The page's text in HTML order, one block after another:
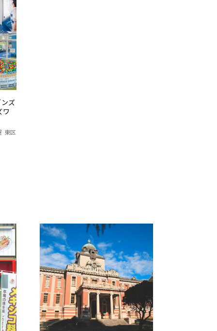
ズ
ワ
東区